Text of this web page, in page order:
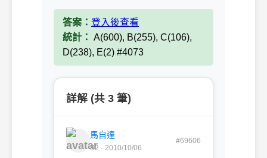
答案： 登入後查看
統計： A(600), B(255), C(106),
D(238), E(2) #4073
詳解 (共 3 筆)
馬自達
B2 · 2010/10/06
#69606